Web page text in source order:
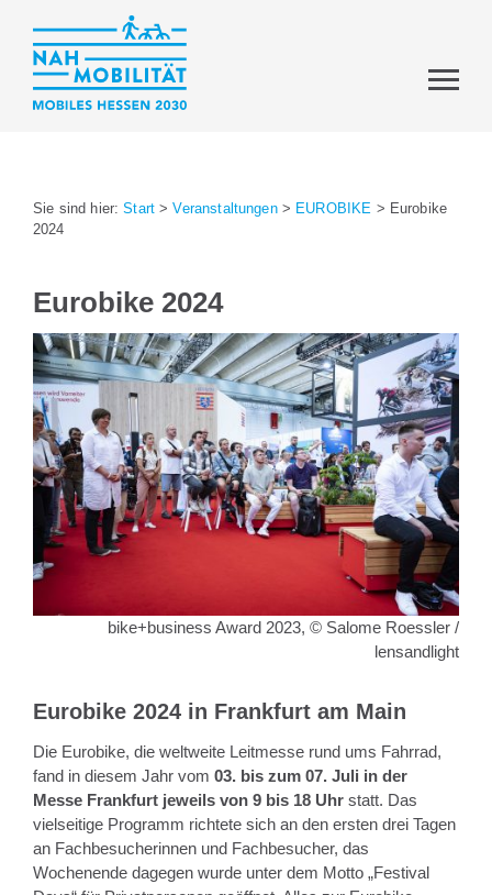
Sie sind hier:Start >Veranstaltungen> EUROBIKE > Eurobike
2024
Eurobike 2024
bike+business Award 2023, © Salome Roessler /
lensandlight
Eurobike 2024 in Frankfurt am Main
Die Eurobike, die weltweite Leitmesse rund ums Fahrrad,
fand in diesem Jahr vom 03. bis zum 07. Juli in der
Messe Frankfurt jeweils von 9 bis 18 Uhr statt. Das
vielseitige Programm richtete sich an den ersten drei Tagen
an Fachbesucherinnen und Fachbesucher, das
Wochenende dagegen wurde unter dem Motto „Festival